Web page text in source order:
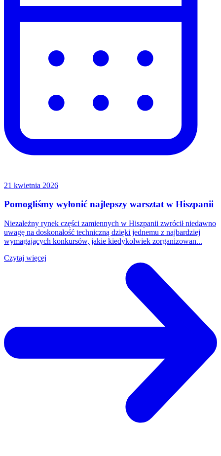
21 kwietnia 2026
Pomogliśmy wyłonić najlepszy warsztat w Hiszpanii
Niezależny rynek części zamiennych w Hiszpanii zwrócił niedawno
uwagę na doskonałość techniczną dzięki jednemu z najbardziej
wymagających konkursów, jakie kiedykolwiek zorganizowan...
Czytaj więcej